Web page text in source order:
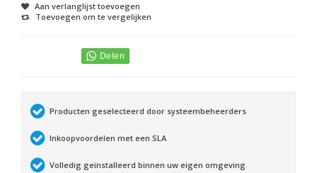
Aan verlanglijst toevoegen
Toevoegen om te vergelijken
Producten geselecteerd door systeembeheerders
Inkoopvoordelen met een SLA
Volledig geïnstalleerd binnen uw eigen omgeving